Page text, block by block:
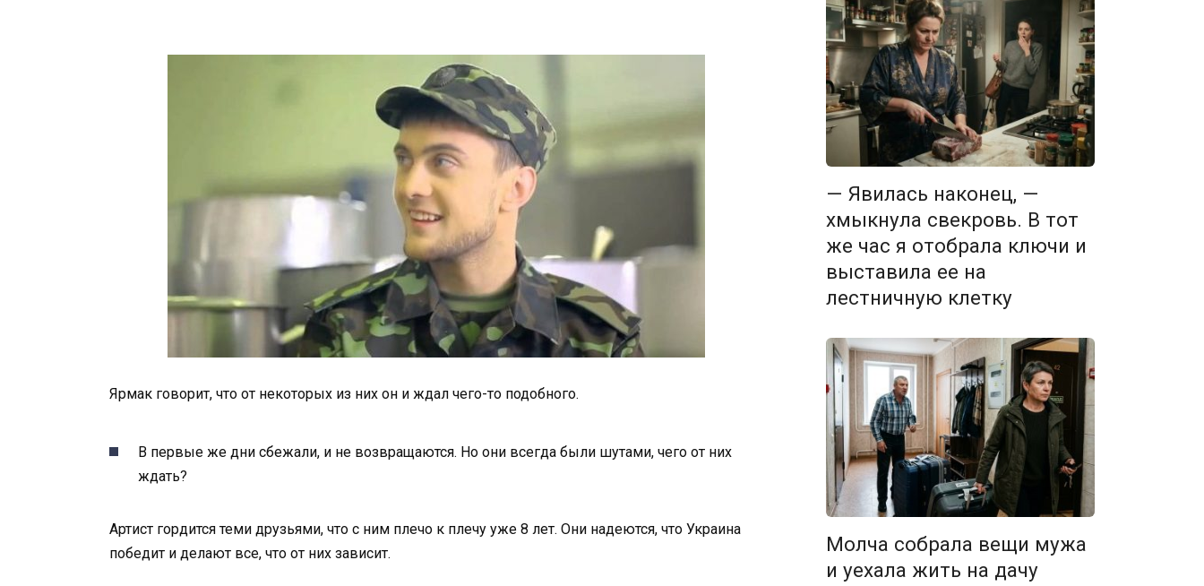
Ярмак говорит, что от некоторых из них он и ждал чего-то подобного.
В первые же дни сбежали, и не возвращаются. Но они всегда были шутами, чего от них
ждать?
Артист гордится теми друзьями, что с ним плечо к плечу уже 8 лет. Они надеются, что Украина
победит и делают все, что от них зависит.
— Явилась наконец, —
хмыкнула свекровь. В тот
же час я отобрала ключи и
выставила ее на
лестничную клетку
Молча собрала вещи мужа
и уехала жить на дачу